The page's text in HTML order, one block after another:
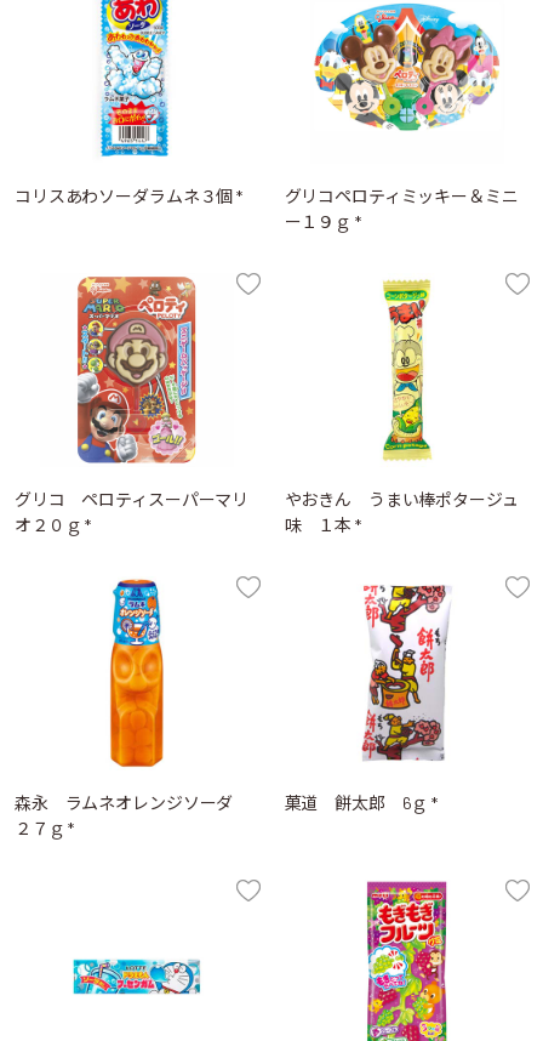
コリスあわソーダラムネ３個 *
グリコペロティミッキー＆ミニ
ー１９ｇ *
グリコ ペロティスーパーマリ
オ２０ｇ *
やおきん うまい棒ポタージュ
味 １本 *
森永 ラムネオレンジソーダ
２７ｇ *
菓道 餅太郎 6ｇ *